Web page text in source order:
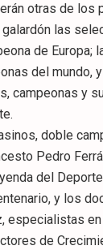
otras de los
galardón las
de Europa;
del mundo,
campeonas y
doble
Pedro
del
y los
especialistas
de